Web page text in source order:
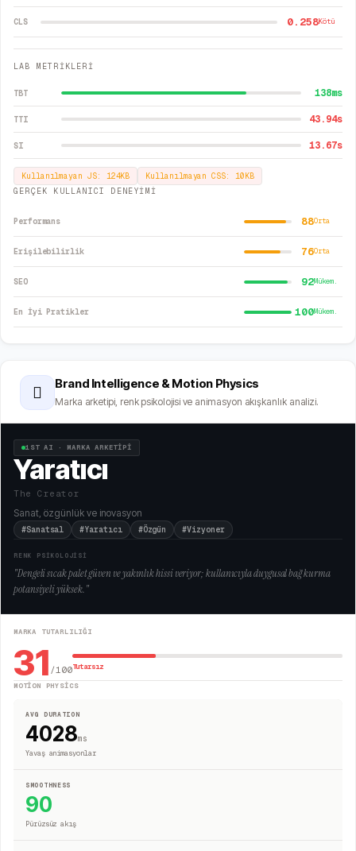
CLS 0.258Kötü
LAB METRİKLERİ
TBT 138ms
TTI 43.94s
SI 13.67s
Kullanılmayan JS: 124KB Kullanılmayan CSS: 10KB
GERÇEK KULLANICI DENEYİMİ
Performans 88Orta
Erişilebilirlik 76Orta
SEO 92Mükem.
En İyi Pratikler 100Mükem.
🫆 Brand Intelligence & Motion Physics
Marka arketipi, renk psikolojisi ve animasyon akışkanlık analizi.
1ST AI · MARKA ARKETİPİ
Yaratıcı
The Creator
Sanat, özgünlük ve inovasyon
#Sanatsal #Yaratıcı #Özgün #Vizyoner
RENK PSİKOLOJİSİ
"Dengeli sıcak palet güven ve yakınlık hissi veriyor; kullanıcıyla duygusal bağ kurma
potansiyeli yüksek."
MARKA TUTARLILIĞI
31 /100Tutarsız
MOTION PHYSICS
AVG DURATION
4028ms
Yavaş animasyonlar
SMOOTHNESS
90
Pürüzsüz akış